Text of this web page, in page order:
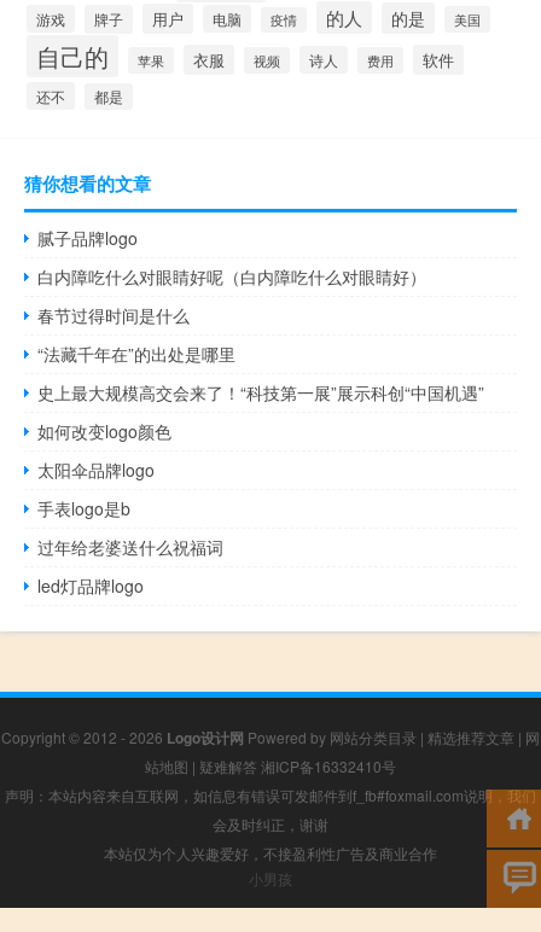
游戏 牌子 用户 电脑 疫情 的人 的是 美国
自己的 苹果 衣服 视频 诗人 费用 软件
还不 都是
猜你想看的文章
腻子品牌logo
白内障吃什么对眼睛好呢（白内障吃什么对眼睛好）
春节过得时间是什么
“法藏千年在”的出处是哪里
史上最大规模高交会来了！“科技第一展”展示科创“中国机遇”
如何改变logo颜色
太阳伞品牌logo
手表logo是b
过年给老婆送什么祝福词
led灯品牌logo
Copyright © 2012 - 2026 Logo设计网 Powered by 网站分类目录 | 精选推荐文章 | 网
站地图 | 疑难解答 湘ICP备16332410号
声明：本站内容来自互联网，如信息有错误可发邮件到f_fb#foxmail.com说明，我们
会及时纠正，谢谢
本站仅为个人兴趣爱好，不接盈利性广告及商业合作
小男孩